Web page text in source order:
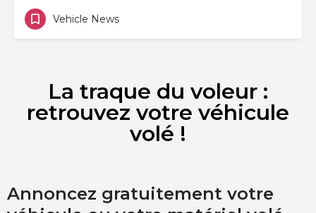
Vehicle News
La traque du voleur :
retrouvez votre véhicule
volé !
Annoncez gratuitement votre